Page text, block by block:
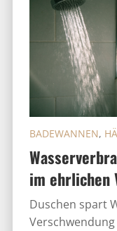
im ehrlichen
BADEWANNEN,
Duschen spart